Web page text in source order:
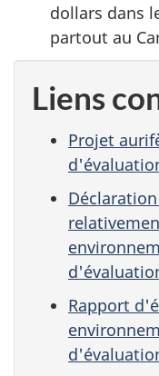
dollars dans
partout au
Liens
Projet
Rapport